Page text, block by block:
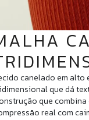
canelado em alto
que dá
que
real com